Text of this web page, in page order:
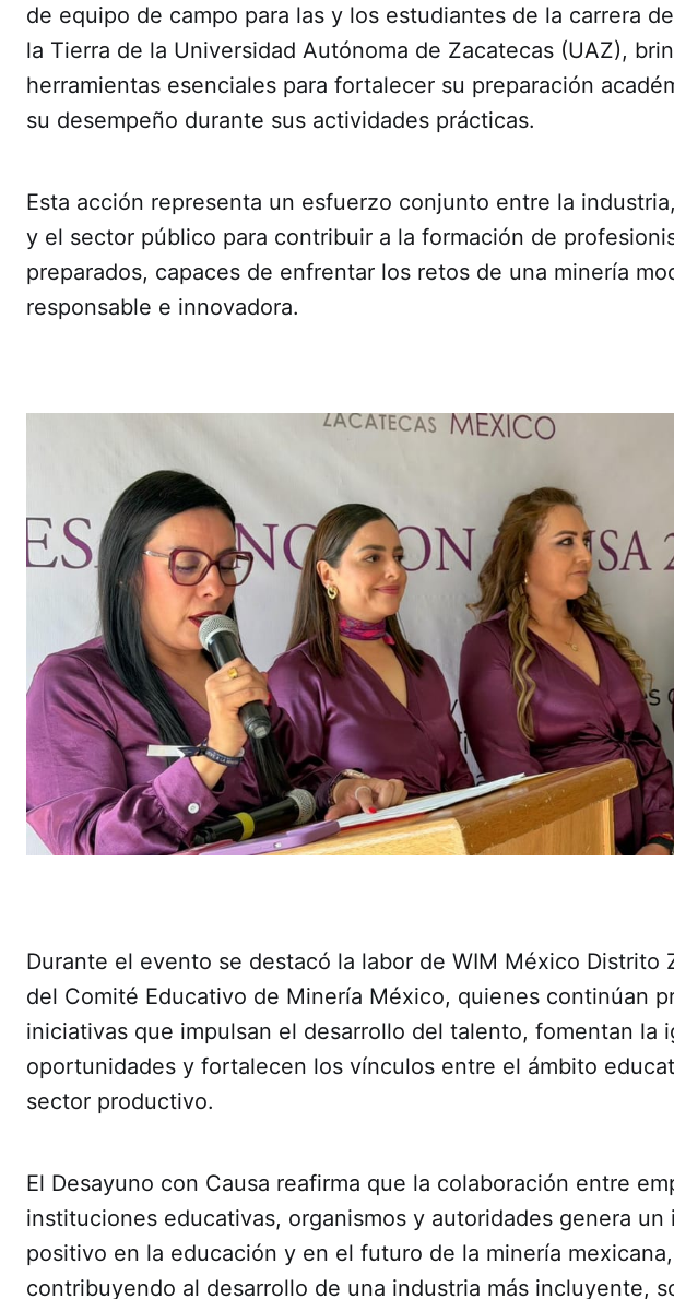
de equipo de campo para las y los estudiantes de la carrera
la Tierra de la Universidad Autónoma de Zacatecas (UAZ),
herramientas esenciales para fortalecer su preparación
su desempeño durante sus actividades prácticas.
Esta acción representa un esfuerzo conjunto entre la
y el sector público para contribuir a la formación de
preparados, capaces de enfrentar los retos de una minería
responsable e innovadora.
Durante el evento se destacó la labor de WIM México Distrito
del Comité Educativo de Minería México, quienes continúan
iniciativas que impulsan el desarrollo del talento, fomentan la
oportunidades y fortalecen los vínculos entre el ámbito
sector productivo.
El Desayuno con Causa reafirma que la colaboración entre
instituciones educativas, organismos y autoridades genera un
positivo en la educación y en el futuro de la minería mexicana,
contribuyendo al desarrollo de una industria más incluyente,